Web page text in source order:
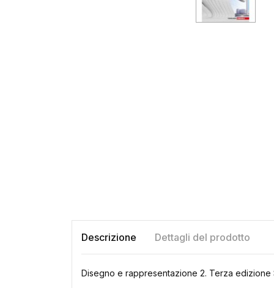
Descrizione Dettagli del prodotto
Disegno e rappresentazione 2. Terza